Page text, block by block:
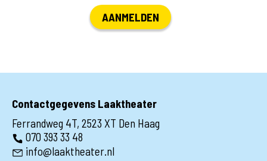
AANMELDEN
Contactgegevens Laaktheater
Ferrandweg 4T, 2523 XT Den Haag
070 393 33 48
info@laaktheater.nl